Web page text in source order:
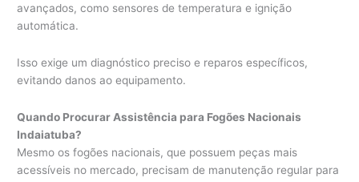
avançados, como sensores de temperatura e ignição
automática.
Isso exige um diagnóstico preciso e reparos específicos,
evitando danos ao equipamento.
Quando Procurar Assistência para Fogões Nacionais
Indaiatuba?
Mesmo os fogões nacionais, que possuem peças mais
acessíveis no mercado, precisam de manutenção regular para